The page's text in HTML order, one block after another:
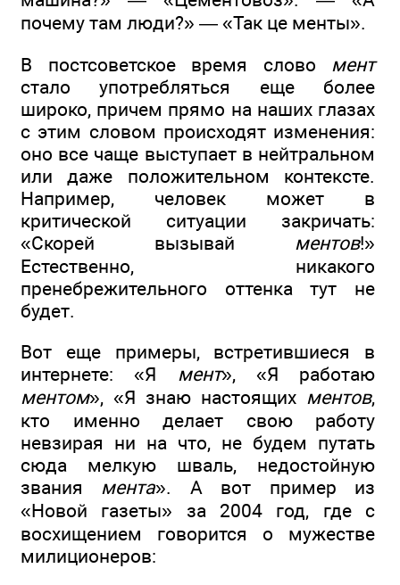
почему там люди?» — «Так це менты».
В постсоветское время слово мент
стало употребляться еще более
широко, причем прямо на наших глазах
с этим словом происходят изменения:
оно все чаще выступает в нейтральном
или даже положительном контексте.
Например, человек может в
критической ситуации закричать:
«Скорей вызывай ментов!»
Естественно, никакого
пренебрежительного оттенка тут не
будет.
Вот еще примеры, встретившиеся в
интернете: «Я мент», «Я работаю
ментом», «Я знаю настоящих ментов,
кто именно делает свою работу
невзирая ни на что, не будем путать
сюда мелкую шваль, недостойную
звания мента». А вот пример из
«Новой газеты» за 2004 год, где с
восхищением говорится о мужестве
милиционеров: